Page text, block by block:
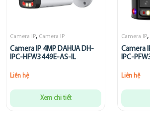
Camera IP, Camera IP
Camera IP 4MP DAHUA DH-
IPC-HFW3449E-AS-IL
Liên hệ
Xem chi tiết
Camera IP,
Camera
IPC-
Liên hệ